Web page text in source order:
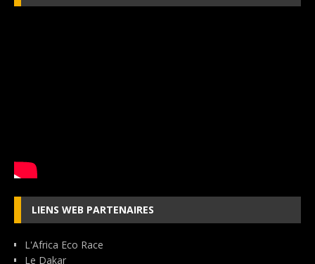
LIENS WEB PARTENAIRES
L'Africa Eco Race
Le Dakar